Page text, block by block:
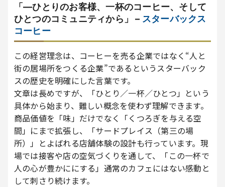
「―ひとりのお客様、一杯のコーヒー、そして
ひとつのコミュニティから」 – スターバックス
コーヒー
この経営理念は、コーヒーを売る企業ではなく“人と
街の居場所をつくる企業”であるというスターバック
スの歴史を明確にした言葉です。
文章は長めですが、「ひとり／一杯／ひとつ」という
具体から始まり、難しい概念を使わず理解できます。
商品価値を「味」だけでなく「くつろぎを与える空
間」にまで拡張し、「サードプレイス（第三の場
所）」とよばれる店舗体験の設計も行っています。現
場では接客や店の空気づくりを通して、「この一杯で
人の心が豊かににする」通常のカフェにはない感動と
して刺さり続けます。